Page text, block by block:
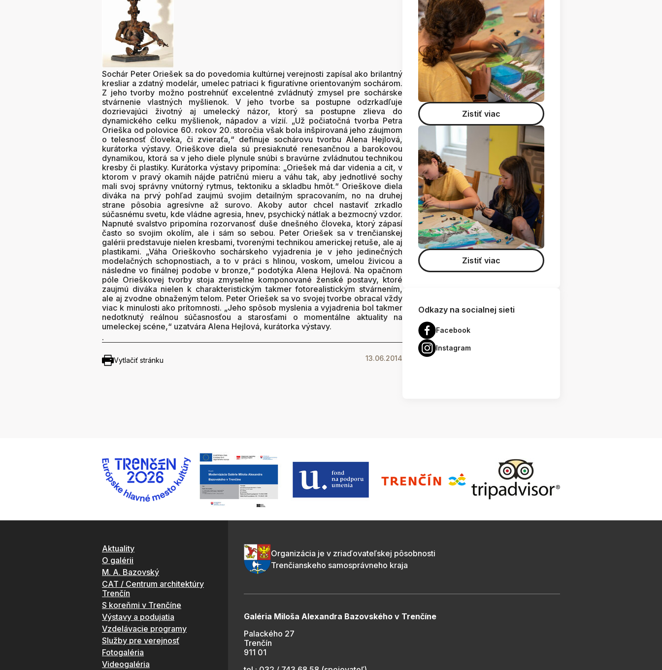
Sochár Peter Oriešek sa do povedomia kultúrnej verejnosti zapísal ako brilantný
kresliar a zdatný modelár, umelec patriaci k figuratívne orientovaným sochárom.
Z jeho tvorby možno postrehnúť excelentné zvládnutý zmysel pre sochárske
stvárnenie vlastných myšlienok. V jeho tvorbe sa postupne odzrkadľuje
dozrievajúci životný aj umelecký názor, ktorý sa postupne zlieva do
dynamického celku myšlienok, nápadov a vízií. „Už počiatočná tvorba Petra
Orieška od polovice 60. rokov 20. storočia však bola inšpirovaná jeho záujmom
o telesnosť človeka, či zvieraťa,“ definuje sochárovu tvorbu Alena Hejlová,
kurátorka výstavy. Orieškove diela sú presiaknuté renesančnou a barokovou
dynamikou, ktorá sa v jeho diele plynule snúbi s bravúrne zvládnutou technikou
kresby či plastiky. Kurátorka výstavy pripomína: „Oriešek má dar videnia a cit, v
ktorom v pravý okamih nájde patričnú mieru a váhu tak, aby jednotlivé sochy
mali svoj správny vnútorný rytmus, tektoniku a skladbu hmôt.“ Orieškove diela
diváka na prvý pohľad zaujmú svojim detailným spracovaním, no na druhej
strane pôsobia agresívne až surovo. Akoby autor chcel nastaviť zrkadlo
súčasnému svetu, kde vládne agresia, hnev, psychický nátlak a bezmocný vzdor.
Napnuté svalstvo pripomína rozorvanosť duše dnešného človeka, ktorý zápasí
často so svojim okolím, ale i sám so sebou. Peter Oriešek sa v trenčianskej
galérii predstavuje nielen kresbami, tvorenými technikou americkej retuše, ale aj
plastikami. „Váha Orieškovho sochárskeho vyjadrenia je v jeho jedinečných
modelačných schopnostiach, a to v práci s hlinou, voskom, umelou živicou a
následne vo finálnej podobe v bronze,“ podotýka Alena Hejlová. Na opačnom
póle Orieškovej tvorby stoja zmyselne komponované ženské postavy, ktoré
zaujmú diváka nielen k charakteristickým takmer fotorealistickým stvárnením,
ale aj zvodne obnaženým telom. Peter Oriešek sa vo svojej tvorbe obracal vždy
viac k minulosti ako prítomnosti. „Jeho spôsob myslenia a vyjadrenia bol takmer
nedotknutý reálnou súčasnosťou a starosťami o momentálne aktuality na
umeleckej scéne,“ uzatvára Alena Hejlová, kurátorka výstavy.
.
Vytlačiť stránku 13.06.2014
Zistiť viac
Zistiť viac
Odkazy na socialnej sieti
Facebook
Instagram
Aktuality
O galérii
M. A. Bazovský
CAT / Centrum architektúry
Trenčín
S koreňmi v Trenčíne
Výstavy a podujatia
Vzdelávacie programy
Služby pre verejnosť
Fotogaléria
Videogaléria
Organizácia je v zriaďovateľskej pôsobnosti
Trenčianskeho samosprávneho kraja
Galéria Miloša Alexandra Bazovského v Trenčíne
Palackého 27
Trenčín
911 01